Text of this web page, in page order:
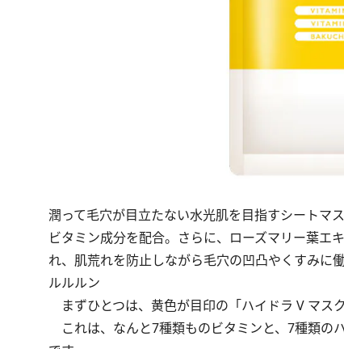
潤って毛穴が目立たない水光肌を目指すシートマ
ビタミン成分を配合。さらに、ローズマリー葉エ
れ、肌荒れを防止しながら毛穴の凹凸やくすみに
ルルルン
まずひとつは、黄色が目印の「ハイドラ V マスク
これは、なんと7種類ものビタミンと、7種類の